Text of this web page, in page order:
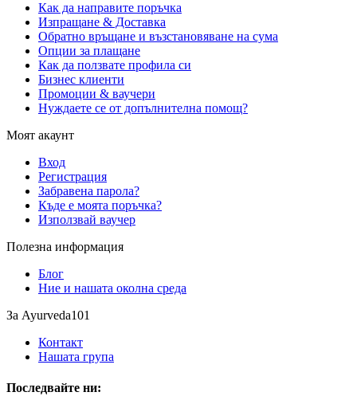
Как да направите поръчка
Изпращане & Доставка
Обратно връщане и възстановяване на сума
Опции за плащане
Как да ползвате профила си
Бизнес клиенти
Промоции & ваучери
Нуждаете се от допълнителна помощ?
Моят акаунт
Вход
Регистрация
Забравена парола?
Къде е моята поръчка?
Използвай ваучер
Полезна информация
Блог
Ние и нашата околна среда
За Ayurveda101
Контакт
Нашата група
Последвайте ни: